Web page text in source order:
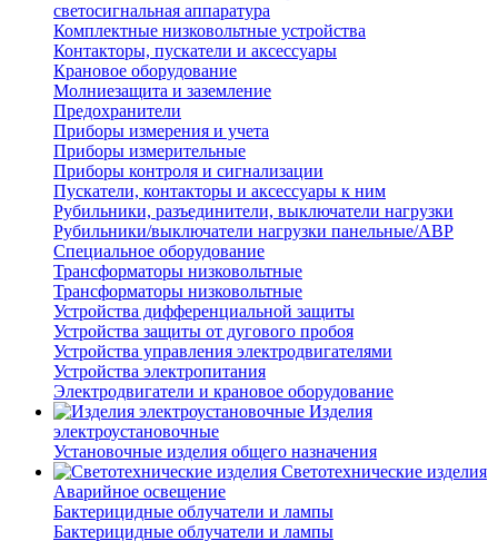
светосигнальная аппаратура
Комплектные низковольтные устройства
Контакторы, пускатели и аксессуары
Крановое оборудование
Молниезащита и заземление
Предохранители
Приборы измерения и учета
Приборы измерительные
Приборы контроля и сигнализации
Пускатели, контакторы и аксессуары к ним
Рубильники, разъединители, выключатели нагрузки
Рубильники/выключатели нагрузки панельные/АВР
Специальное оборудование
Трансформаторы низковольтные
Трансформаторы низковольтные
Устройства дифференциальной защиты
Устройства защиты от дугового пробоя
Устройства управления электродвигателями
Устройства электропитания
Электродвигатели и крановое оборудование
Изделия
электроустановочные
Установочные изделия общего назначения
Светотехнические изделия
Аварийное освещение
Бактерицидные облучатели и лампы
Бактерицидные облучатели и лампы